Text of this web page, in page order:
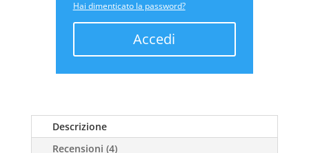
Hai dimenticato la password?
Accedi
Descrizione
Recensioni (4)